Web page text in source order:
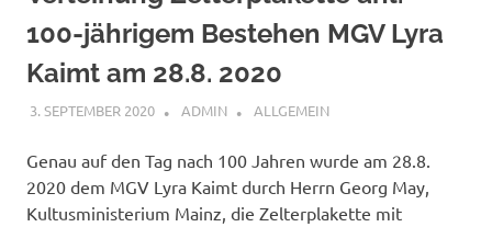
100-jährigem Bestehen MGV Lyra
Kaimt am 28.8. 2020
3. SEPTEMBER 2020 ADMIN ALLGEMEIN
Genau auf den Tag nach 100 Jahren wurde am 28.8.
2020 dem MGV Lyra Kaimt durch Herrn Georg May,
Kultusministerium Mainz, die Zelterplakette mit